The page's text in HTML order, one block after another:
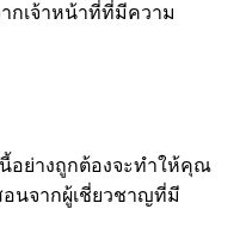
กเจ้าหน้าที่ที่มีความ
อย่างถูกต้องจะทำให้คุณ
อนจากผู้เชี่ยวชาญที่มี